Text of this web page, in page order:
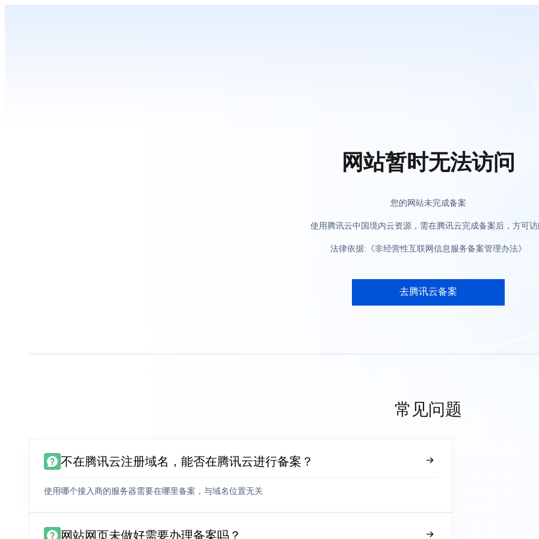
网站暂时无法访问
您的网站未完成备案
使用腾讯云中国境内云资源，需在腾讯云完成备案后，方可
法律依据:《非经营性互联网信息服务备案管理办法》
去腾讯云备案
常见问题
不在腾讯云注册域名，能否在腾讯云进行备案？
使用哪个接入商的服务器需要在哪里备案，与域名位置无关
网站网页未做好需要办理备案吗？